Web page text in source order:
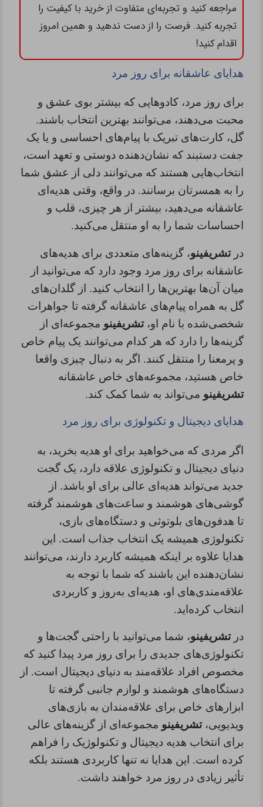
مراجعه کنید و تجربه‌ای متفاوت از خرید با کیفیت را
تجربه کنید. فرصت را از دست ندهید و همین امروز
اقدام کنید!
هدایای عاشقانه برای روز مرد
برای روز مرد، کادوهایی که بیشتر بوی عشق و
محبت می‌دهند، می‌توانند بهترین انتخاب باشند.
گل، کارت‌های تبریک با پیام‌های احساسی و یا یک
جفت دستبند که نشان‌دهنده دوستی و تعهد است،
انتخاب‌هایی هستند که می‌توانند دلی از عشق شما
را به همسرتان برسانند. در واقع، وقتی هدیه‌ای
عاشقانه می‌دهید، بیشتر از هر چیزی، قلب و
احساسات شما را به او منتقل می‌کنید.
درتشریفینو، گزینه‌های متعددی برای هدیه‌های
عاشقانه برای روز مرد وجود دارد که می‌توانید از
میان آن‌ها بهترین‌ها را انتخاب کنید. از گلدان‌های
گل به همراه پیام‌های عاشقانه گرفته تا جواهرات
شخصی‌شده با نام او،تشریفینو مجموعه‌ای از
گزینه‌ها را دارد که هر کدام می‌توانند یک پیام خاص
و پرمعنا را منتقل کنند. اگر به دنبال چیزی واقعا
خاص هستید، مجموعه‌های خاص عاشقانه
تشریفینو می‌تواند به شما کمک کند.
هدایای دیجیتال و تکنولوژی برای روز مرد
اگر مردی که می‌خواهید برای او هدیه بخرید، به
دنیای دیجیتال و تکنولوژی علاقه دارد، یک گجت
جدید می‌تواند هدیه‌ای عالی برای او باشد. از
گوشی‌های هوشمند و ساعت‌های هوشمند گرفته
تا هدفون‌های بلوتوثی و دستگاه‌های بازی،
تکنولوژی همیشه یک انتخاب جذاب است. این
هدایا علاوه بر اینکه همیشه کاربرد دارند، می‌توانند
نشان‌دهنده این باشند که شما با توجه به
علاقه‌مندی‌های او، هدیه‌ای به‌روز و کاربردی
انتخاب کرده‌اید.
درتشریفینو، شما می‌توانید با راحتی گجت‌ها و
تکنولوژی‌های جدیدی را برای روز مرد پیدا کنید که
مخصوص افراد علاقه‌مند به دنیای دیجیتال است. از
دستگاه‌های هوشمند و لوازم جانبی گرفته تا
ابزارهای خاص برای علاقه‌مندان به بازی‌های
ویدیویی،تشریفینو مجموعه‌ای از گزینه‌های عالی
برای انتخاب هدیه دیجیتال و تکنولوژیک را فراهم
کرده است. این هدایا نه تنها کاربردی هستند بلکه
تأثیر زیادی در روز مرد خواهند داشت.